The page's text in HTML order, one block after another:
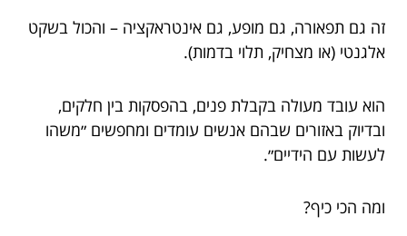
זה גם תפאורה, גם מופע, גם אינטראקציה – והכול בשקט
אלגנטי (או מצחיק, תלוי בדמות).
הוא עובד מעולה בקבלת פנים, בהפסקות בין חלקים,
ובדיוק באזורים שבהם אנשים עומדים ומחפשים ״משהו
לעשות עם הידיים״.
ומה הכי כיף?